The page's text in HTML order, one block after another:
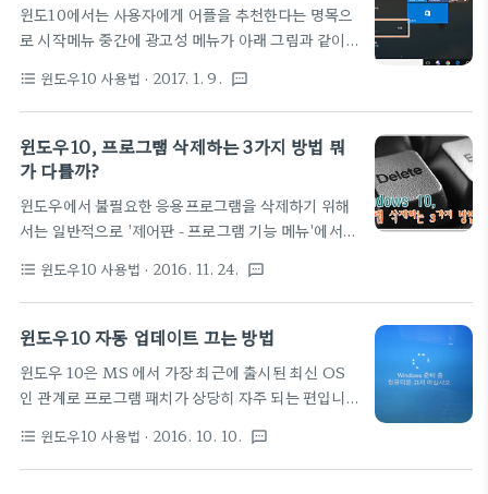
'0x80073712' 또는 '0x800705B '같은 에러 코드
가 제공이 되나 전문가가 아닌이상 자력으로 이들 코
드에 대한 해결책을 마련하기는 힘이 들죠. 이러한 문
니다. 이 사이트에서는 단계별 마법사 형식으로 화면
의 안내에 따라 절차를 진행 나가는 것만으..
윈도10에서는 사용자에게 어플을 추천한다는 명목으
로 시작메뉴 중간에 광고성 메뉴가 아래 그림과 같이
자가 실수로 누르는 불편함이 간혹 생기는 이 광고를
삭제하는 방법을 알아봅니다. 따라하기 1.
Windows 설정 - 개인설정으로 들어갑니다. ▼ 2.
시작 - 때때로 시작 메뉴에 제안 표시에 켬을 끔으로
format_list_bulleted 윈도우10 사용법 · 2017. 1. 9. textsms
윈도우10, 프로그램 삭제하는 3가지 방법 뭐
가 다를까?
윈도우에서 불필요한 응용프로그램을 삭제하기 위해
서는 일반적으로 '제어판 - 프로그램 기능 메뉴'에서
는 아래와 같이 3가지의 다양한 방법으로 삭제가 가능
하니 참고하시기 바랍니다. 제어판 - 프로그램 - 프로
그램 및 기능 기존의 윈도우와 유사하게 '제어판 - 프
하여 삭제합니다. 여기서는 아래의 시작메뉴를 이용
한 기본 삭제 방식과 달리 스토어를 통하지 않고 별도
로 설치한 프로그램의 삭제가 가능합니다. 시작메뉴
format_list_bulleted 윈도우10 사용법 · 2016. 11. 24. textsms
윈도우10 자동 업데이트 끄는 방법
윈도우 10은 MS 에서 가장 최근에 출시된 최신 OS
인 관계로 프로그램 패치가 상당히 자주 되는 편입니
부분 할애해야 하는 번거러움도 발생하죠. 윈도우 10
은 자동업데이트가 기본으로 설정되어 있고 그 설정을
format_list_bulleted 윈도우10 사용법 · 2016. 10. 10. textsms